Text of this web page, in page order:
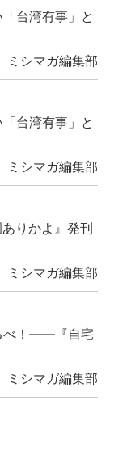
台湾有事」と
ミシマガ編集部
台湾有事」と
ミシマガ編集部
りかよ』発刊
ミシマガ編集部
べ！――『自宅
ミシマガ編集部